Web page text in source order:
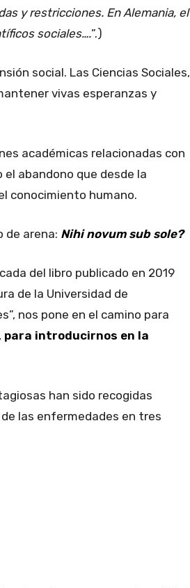
y restricciones. En Alemania, el
sociales….”.)
social. Las Ciencias Sociales,
vivas esperanzas y
académicas relacionadas con
abandono que desde la
conocimiento humano.
de arena: Nihi novum sub sole?
del libro publicado en 2019
de la Universidad de
nos pone en el camino para
para introducirnos en la
han sido recogidas
las enfermedades en tres